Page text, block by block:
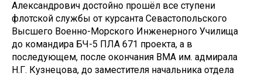
Александрович достойно прошёл все ступени
флотской службы от курсанта Севастопольского
Высшего Военно-Морского Инженерного Училища
до командира БЧ-5 ПЛА 671 проекта, а в
последующем, после окончания ВМА им. адмирала
Н.Г. Кузнецова, до заместителя начальника отдела